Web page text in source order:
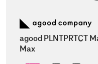
agood PLNTPRTCT
Max